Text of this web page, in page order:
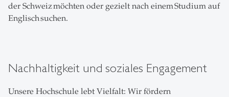
der Schweiz möchten oder gezielt nach einem Studium auf
Englisch suchen.
Nachhaltigkeit und soziales Engagement
Unsere Hochschule lebt Vielfalt: Wir fördern